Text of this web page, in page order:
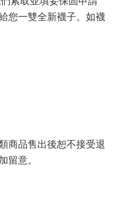
您一雙全新襪子。如襪
商品售出後恕不接受退
意。